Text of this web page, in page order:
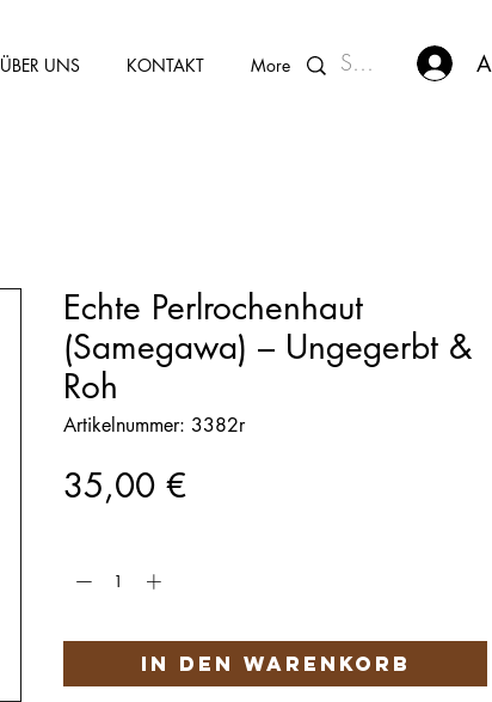
ÜBER UNS KONTAKT More Kunden
Echte Perlrochenhaut
(Samegawa) – Ungegerbt &
Roh
Artikelnummer: 3382r
35,00 €Preis
In den Warenkorb